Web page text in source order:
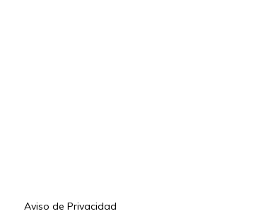
Aviso de Privacidad